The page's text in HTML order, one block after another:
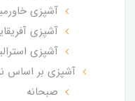
آشپزی
آشپزی
آشپزی
آشپزی بر اساس
صبحانه